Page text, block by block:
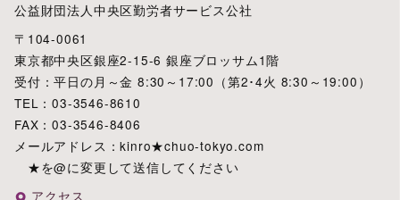
公益財団法人中央区勤労者サービス公社
〒104-0061
東京都中央区銀座2-15-6 銀座ブロッサム1階
受付：平日の月～金 8:30～17:00（第2･4火 8:30～19:00）
TEL：03-3546-8610
FAX：03-3546-8406
メールアドレス：kinro★chuo-tokyo.com
★を@に変更して送信してください
アクセス